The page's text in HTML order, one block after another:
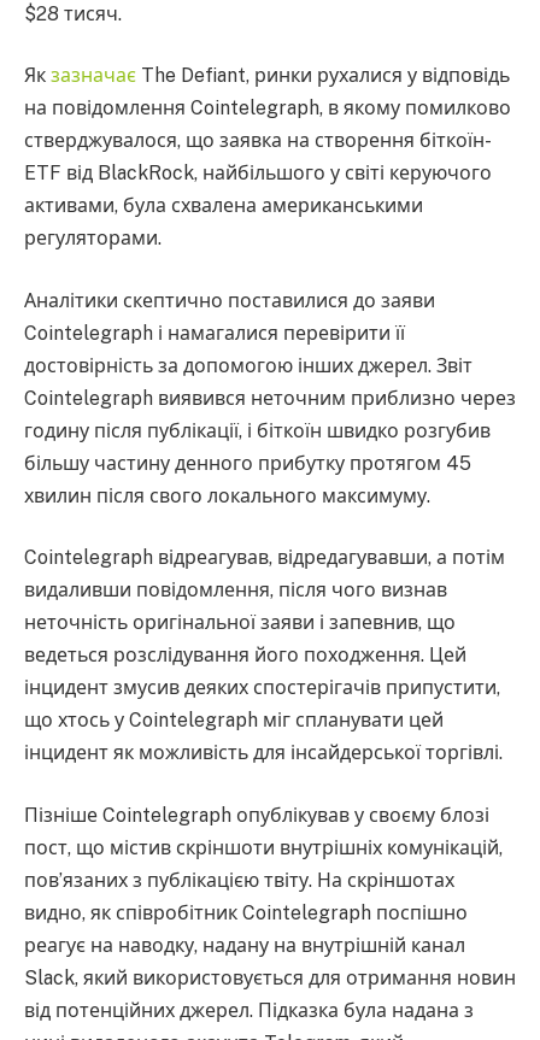
$28 тисяч.
Як зазначає The Defiant, ринки рухалися у відповідь
на повідомлення Cointelegraph, в якому помилково
стверджувалося, що заявка на створення біткоїн-
ETF від BlackRock, найбільшого у світі керуючого
активами, була схвалена американськими
регуляторами.
Аналітики скептично поставилися до заяви
Cointelegraph і намагалися перевірити її
достовірність за допомогою інших джерел. Звіт
Cointelegraph виявився неточним приблизно через
годину після публікації, і біткоїн швидко розгубив
більшу частину денного прибутку протягом 45
хвилин після свого локального максимуму.
Cointelegraph відреагував, відредагувавши, а потім
видаливши повідомлення, після чого визнав
неточність оригінальної заяви і запевнив, що
ведеться розслідування його походження. Цей
інцидент змусив деяких спостерігачів припустити,
що хтось у Cointelegraph міг спланувати цей
інцидент як можливість для інсайдерської торгівлі.
Пізніше Cointelegraph опублікував у своєму блозі
пост, що містив скріншоти внутрішніх комунікацій,
пов’язаних з публікацією твіту. На скріншотах
видно, як співробітник Cointelegraph поспішно
реагує на наводку, надану на внутрішній канал
Slack, який використовується для отримання новин
від потенційних джерел. Підказка була надана з